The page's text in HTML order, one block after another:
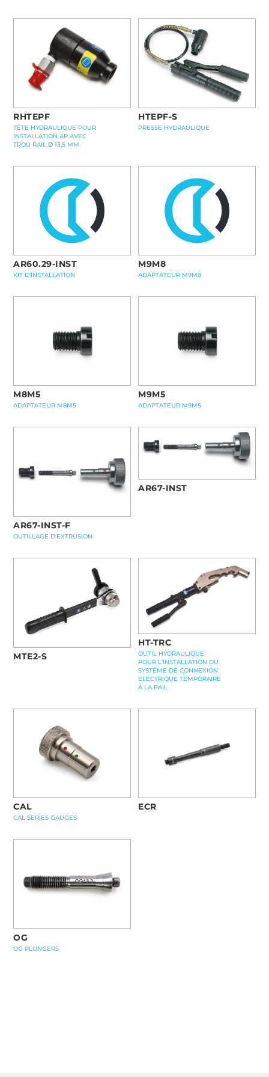
RHTEPF
TÊTE HYDRAULIQUE POUR
INSTALLATION AR AVEC
TROU RAIL Ø 13,5 MM
HTEPF-S
PRESSE HYDRAULIQUE
AR60.29-INST
KIT D'INSTALLATION
M9M8
ADAPTATEUR M9M8
M8M5
ADAPTATEUR M8M5
M9M5
ADAPTATEUR M9M5
AR67-INST-F
OUTILLAGE D'EXTRUSION
AR67-INST
MTE2-S
HT-TRC
OUTIL HYDRAULIQUE
POUR L'INSTALLATION DU
SYSTÈME DE CONNEXION
ÉLECTRIQUE TEMPORAIRE
À LA RAIL
CAL
CAL SERIES GAUGES
ECR
OG
OG PLUNGERS